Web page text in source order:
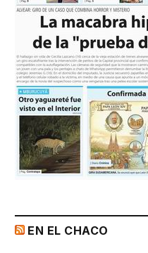
EN EL CHACO